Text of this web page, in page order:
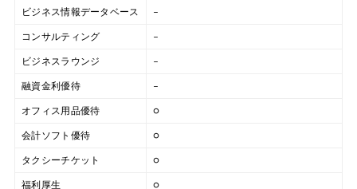
ビジネス情報データベース –
コンサルティング –
ビジネスラウンジ –
融資金利優待 –
オフィス用品優待 ○
会計ソフト優待 ○
タクシーチケット ○
福利厚生 ○